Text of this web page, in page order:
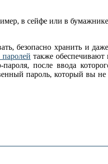
в сейфе или в
безопасно хранить и
также
после ввода
пароль, кото­рый вы